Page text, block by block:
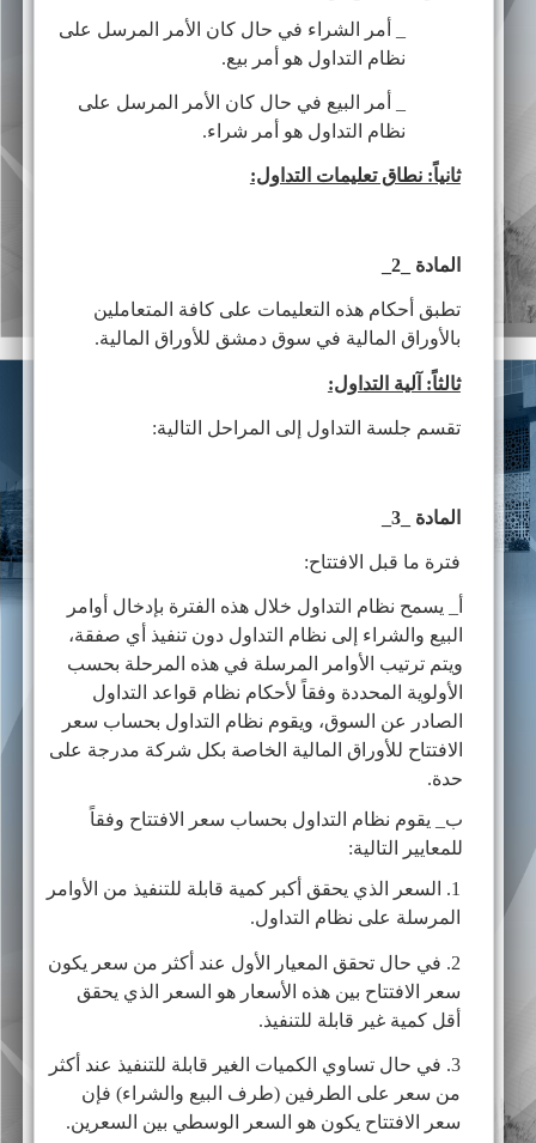
_ أمر الشراء في حال كان الأمر المرسل على
نظام التداول هو أمر بيع.
_ أمر البيع في حال كان الأمر المرسل على
نظام التداول هو أمر شراء.
ثانياً: نطاق تعليمات التداول:
المادة _2_
تطبق أحكام هذه التعليمات على كافة المتعاملين
بالأوراق المالية في سوق دمشق للأوراق المالية.
ثالثاً: آلية التداول:
تقسم جلسة التداول إلى المراحل التالية:
المادة _3_
فترة ما قبل الافتتاح:
أ_ يسمح نظام التداول خلال هذه الفترة بإدخال أوامر
البيع والشراء إلى نظام التداول دون تنفيذ أي صفقة،
ويتم ترتيب الأوامر المرسلة في هذه المرحلة بحسب
الأولوية المحددة وفقاً لأحكام نظام قواعد التداول
الصادر عن السوق، ويقوم نظام التداول بحساب سعر
الافتتاح للأوراق المالية الخاصة بكل شركة مدرجة على
حدة.
ب_ يقوم نظام التداول بحساب سعر الافتتاح وفقاً
للمعايير التالية:
1. السعر الذي يحقق أكبر كمية قابلة للتنفيذ من الأوامر
المرسلة على نظام التداول.
2. في حال تحقق المعيار الأول عند أكثر من سعر يكون
سعر الافتتاح بين هذه الأسعار هو السعر الذي يحقق
أقل كمية غير قابلة للتنفيذ.
3. في حال تساوي الكميات الغير قابلة للتنفيذ عند أكثر
من سعر على الطرفين (طرف البيع والشراء) فإن
سعر الافتتاح يكون هو السعر الوسطي بين السعرين.